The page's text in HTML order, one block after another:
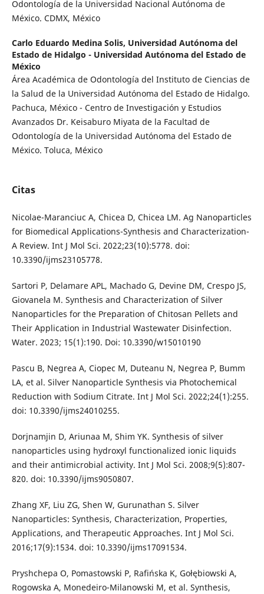
Odontología de la Universidad Nacional Autónoma de
México. CDMX, México
Carlo Eduardo Medina Solis, Universidad Autónoma del
Estado de Hidalgo - Universidad Autónoma del Estado de
México
Área Académica de Odontología del Instituto de Ciencias de
la Salud de la Universidad Autónoma del Estado de Hidalgo.
Pachuca, México - Centro de Investigación y Estudios
Avanzados Dr. Keisaburo Miyata de la Facultad de
Odontología de la Universidad Autónoma del Estado de
México. Toluca, México
Citas
Nicolae-Maranciuc A, Chicea D, Chicea LM. Ag Nanoparticles
for Biomedical Applications-Synthesis and Characterization-
A Review. Int J Mol Sci. 2022;23(10):5778. doi:
10.3390/ijms23105778.
Sartori P, Delamare APL, Machado G, Devine DM, Crespo JS,
Giovanela M. Synthesis and Characterization of Silver
Nanoparticles for the Preparation of Chitosan Pellets and
Their Application in Industrial Wastewater Disinfection.
Water. 2023; 15(1):190. Doi: 10.3390/w15010190
Pascu B, Negrea A, Ciopec M, Duteanu N, Negrea P, Bumm
LA, et al. Silver Nanoparticle Synthesis via Photochemical
Reduction with Sodium Citrate. Int J Mol Sci. 2022;24(1):255.
doi: 10.3390/ijms24010255.
Dorjnamjin D, Ariunaa M, Shim YK. Synthesis of silver
nanoparticles using hydroxyl functionalized ionic liquids
and their antimicrobial activity. Int J Mol Sci. 2008;9(5):807-
820. doi: 10.3390/ijms9050807.
Zhang XF, Liu ZG, Shen W, Gurunathan S. Silver
Nanoparticles: Synthesis, Characterization, Properties,
Applications, and Therapeutic Approaches. Int J Mol Sci.
2016;17(9):1534. doi: 10.3390/ijms17091534.
Pryshchepa O, Pomastowski P, Rafińska K, Gołębiowski A,
Rogowska A, Monedeiro-Milanowski M, et al. Synthesis,